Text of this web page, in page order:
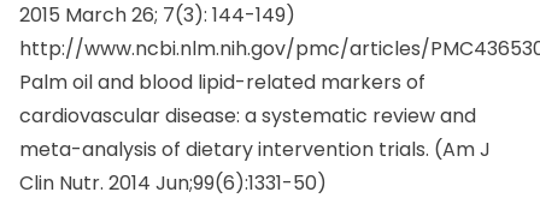
2015 March 26; 7(3): 144-149)
http://www.ncbi.nlm.nih.gov/pmc/articles/
Palm oil and blood lipid-related markers of
cardiovascular disease: a systematic review and
meta-analysis of dietary intervention trials. (Am J
Clin Nutr. 2014 Jun;99(6):1331-50)